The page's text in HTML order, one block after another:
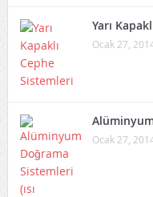
Yarı
Ocak 27,
Alüminyum
Ocak 27,